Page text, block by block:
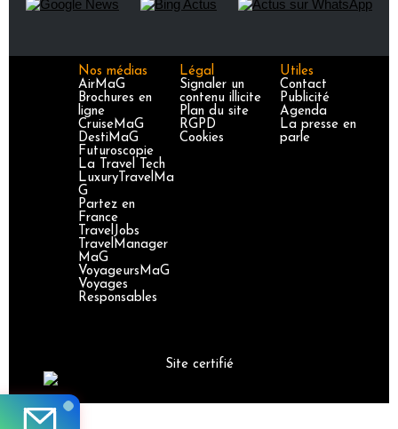
Nos médias
AirMaG
Brochures en
ligne
CruiseMaG
DestiMaG
Futuroscopie
La Travel Tech
LuxuryTravelMa
G
Partez en
France
TravelJobs
TravelManager
MaG
VoyageursMaG
Voyages
Responsables
Légal
Signaler un
contenu illicite
Plan du site
RGPD
Cookies
Utiles
Contact
Publicité
Agenda
La presse en
parle
Site certifié